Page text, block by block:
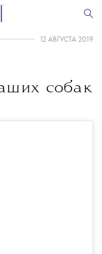
12 АВГУСТА 2019
собак